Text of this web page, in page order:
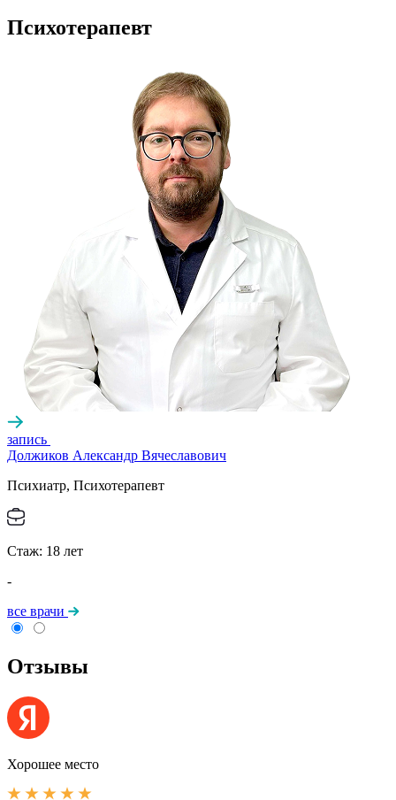
Психотерапевт
запись
Должиков Александр Вячеславович
Психиатр, Психотерапевт
Стаж: 18 лет
-
все врачи
Отзывы
Хорошее место